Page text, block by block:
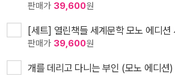
판매가 39,600원
[세트] 열린책들 세계문학 모노 에디
판매가 39,600원
개를 데리고 다니는 부인 (모노 에디션)